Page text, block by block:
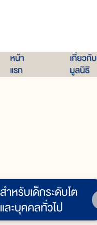
หน้า
แรก
เกี่ยวกับ
มูลนิธิ
สำหรับเด็กระดับโต
และบุคคลทั่วไป